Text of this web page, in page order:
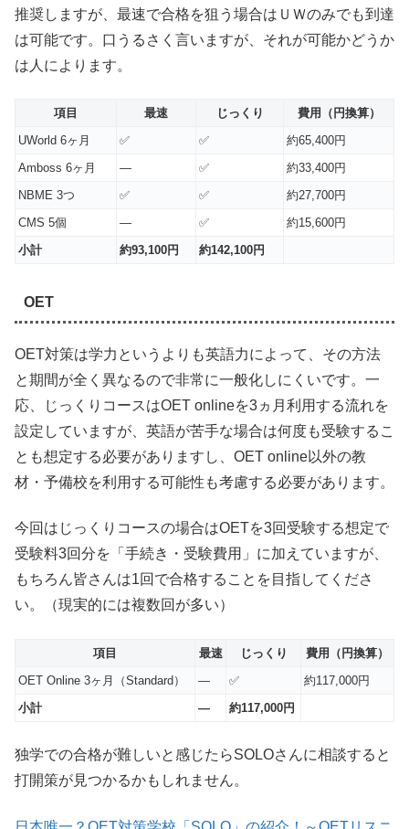
推奨しますが、最速で合格を狙う場合はＵＷのみでも到達
は可能です。口うるさく言いますが、それが可能かどうか
は人によります。
項目 最速 じっくり
費用（円換算）
UWorld 6ヶ月
✅ ✅
約65,400円
Amboss 6ヶ月
— ✅
約33,400円
NBME 3つ
✅ ✅
約27,700円
CMS 5個
— ✅
約15,600円
小計
約93,100円 約142,100円
OET
OET対策は学力というよりも英語力によって、その方法
と期間が全く異なるので非常に一般化しにくいです。一
応、じっくりコースはOET onlineを3ヵ月利用する流れを
設定していますが、英語が苦手な場合は何度も受験するこ
とも想定する必要がありますし、OET online以外の教
材・予備校を利用する可能性も考慮する必要があります。
今回はじっくりコースの場合はOETを3回受験する想定で
受験料3回分を「手続き・受験費用」に加えていますが、
もちろん皆さんは1回で合格することを目指してくださ
い。（現実的には複数回が多い）
項目 最速 じっくり
費用（円換算）
OET Online 3ヶ月（Standard）
— ✅
約117,000円
小計
— 約117,000円
独学での合格が難しいと感じたらSOLOさんに相談すると
打開策が見つかるかもしれません。